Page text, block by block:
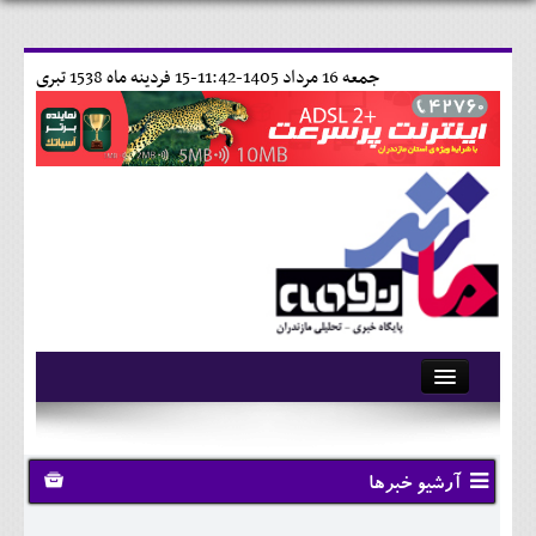
15 فردينه ماه 1538 تبری جمعه 16 مرداد 1405-11:42-
آرشیو
تماس با ما
وبلاگ
آرشیو خبرها